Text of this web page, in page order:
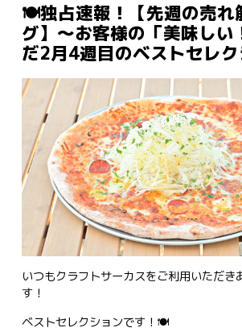
🍽️独占速報！【先週の売れ
グ】〜お客様の「美味しい
だ2月4週目のベストセレ
いつもクラフトサーカスをご利用いただき
す！
ベストセレクションです！🍽